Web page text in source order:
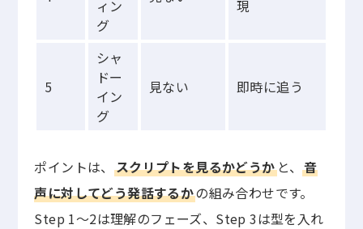
ィン
グ
現
5
シャ
ドー
イン
グ
見ない 即時に追う
ポイントは、 スクリプトを見るかどうかと、音
声に対してどう発話するかの組み合わせです。
Step 1〜2は理解のフェーズ、Step 3は型を入れ